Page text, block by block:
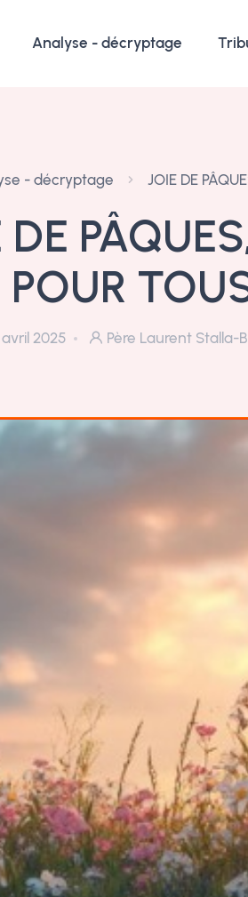
Analyse - décryptage
- décryptage JOIE DE
DE
POUR
2025 Père Laurent Stalla-